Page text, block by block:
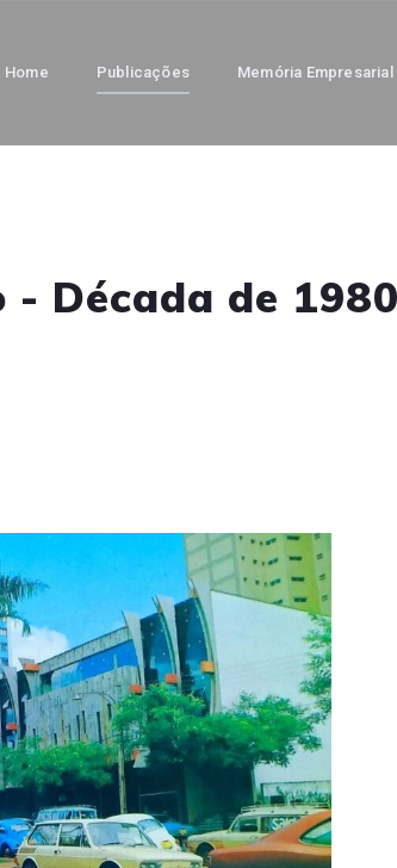
Home Publicações Memória Empresarial
Década de 1980